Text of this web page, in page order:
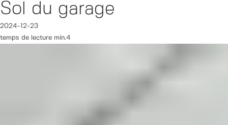
Sol du garage
2024-12-23
temps de lecture min.4